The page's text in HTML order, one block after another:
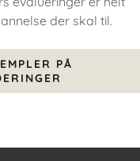
der skal til.
PÅ